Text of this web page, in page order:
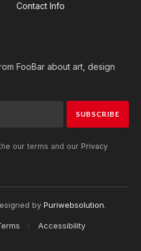
Contact Info
FooBar about art, design
our terms and our Privacy
by Puriwebsolution.
Accessibility